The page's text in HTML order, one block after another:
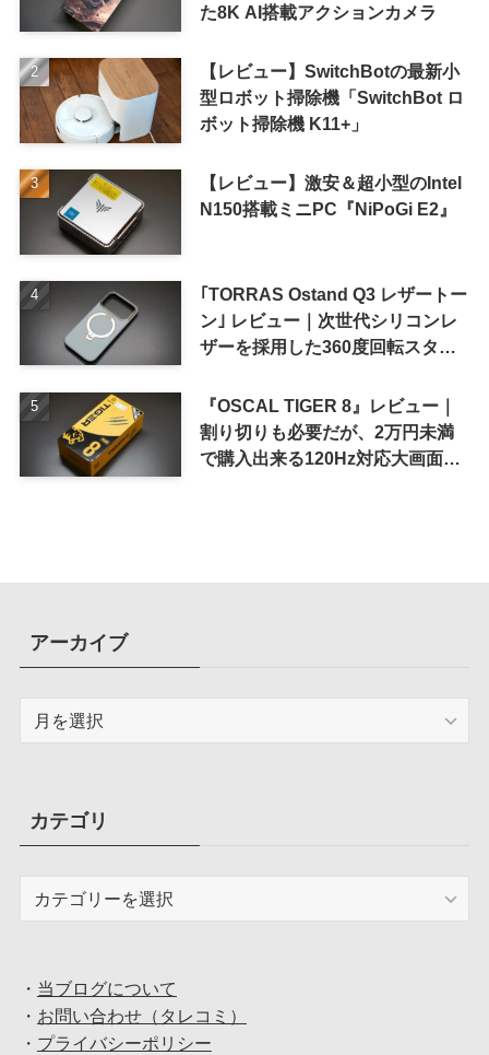
た8K AI搭載アクションカメラ
【レビュー】SwitchBotの最新小
型ロボット掃除機「SwitchBot ロ
ボット掃除機 K11+」
【レビュー】激安＆超小型のIntel
N150搭載ミニPC『NiPoGi E2』
｢TORRAS Ostand Q3 レザートー
ン｣ レビュー｜次世代シリコンレ
ザーを採用した360度回転スタン
『OSCAL TIGER 8』レビュー｜
割り切りも必要だが、2万円未満
で購入出来る120Hz対応大画面ス
アーカイブ
ブカテゴリ
・ 当ブログについて
・ お問い合わせ（タレコミ）
・ プライバシーポリシー